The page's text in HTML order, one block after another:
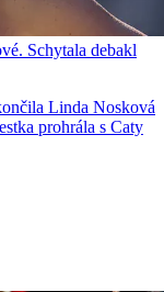
Schytala debakl
Linda Nosková
prohrála s Caty